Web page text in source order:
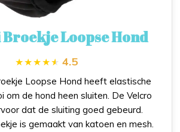
Loopse Hond
4.5
Loopse Hond heeft elastische
om de hond heen sluiten. De Velcro
dat de sluiting goed gebeurd.
is gemaakt van katoen en mesh.